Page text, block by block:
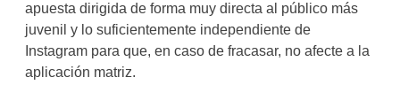
apuesta dirigida de forma muy directa al público más
juvenil y lo suficientemente independiente de
Instagram para que, en caso de fracasar, no afecte a la
aplicación matriz.